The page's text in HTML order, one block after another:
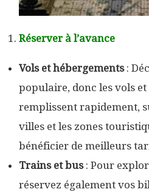
Réserver à l’avance
Vols et hébergements:
populaire, donc les vols et
remplissent rapidement,
villes et les zones
bénéficier de meilleurs
Trains et bus: Pour
réservez également vos